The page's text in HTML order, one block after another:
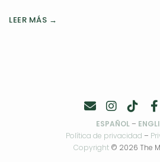
LEER MÁS →
ESPAÑOL–
Política de privacidad –
Copyright© 2026 The